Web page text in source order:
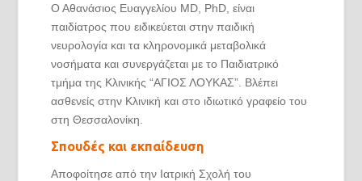
Ο Αθανάσιος Ευαγγελίου MD, PhD, είναι
παιδίατρος που ειδικεύεται στην παιδική
νευρολογία και τα κληρονομικά μεταβολικά
νοσήματα και συνεργάζεται με το Παιδιατρικό
τμήμα της Κλινικής “ΑΓΙΟΣ ΛΟΥΚΑΣ”. Βλέπει
ασθενείς στην Κλινική και στο ιδιωτικό γραφείο του
στη Θεσσαλονίκη.
Σπουδές και εκπαίδευση
Αποφοίτησε από την Ιατρική Σχολή του